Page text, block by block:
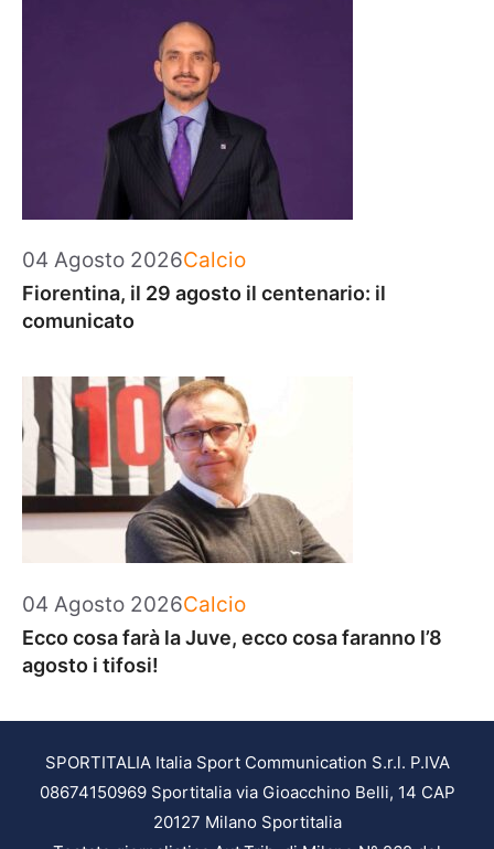
04 Agosto 2026Categorie
Calcio
Fiorentina, il 29 agosto il centenario: il
comunicato
04 Agosto 2026Categorie
Calcio
Ecco cosa farà la Juve, ecco cosa faranno l’8
agosto i tifosi!
SPORTITALIA Italia Sport Communication S.r.l. P.IVA
08674150969 Sportitalia via Gioacchino Belli, 14 CAP
20127 Milano Sportitalia